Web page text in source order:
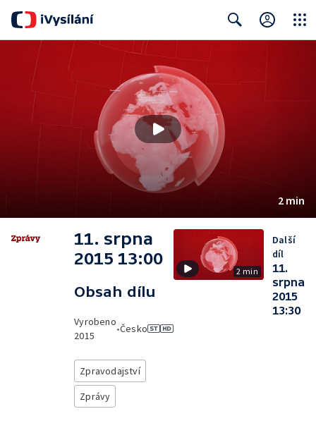
2 min
11. srpna
2015 13:00
Obsah dílu
Vyrobeno
2015
•Česko
Zpravodajství
Zprávy
2 min
Další
díl
11.
srpna
2015
13:30